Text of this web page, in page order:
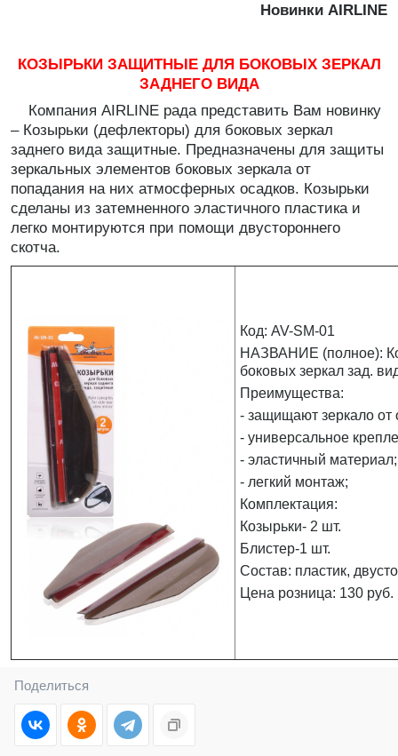
Новинки AIRLINE
КОЗЫРЬКИ ЗАЩИТНЫЕ ДЛЯ БОКОВЫХ ЗЕРКАЛ
ЗАДНЕГО ВИДА
Компания AIRLINE рада представить Вам новинку
– Козырьки (дефлекторы) для боковых зеркал
заднего вида защитные. Предназначены для защиты
зеркальных элементов боковых зеркала от
попадания на них атмосферных осадков. Козырьки
сделаны из затемненного эластичного пластика и
легко монтируются при помощи двустороннего
скотча.
Код: AV-SM-01
НАЗВАНИЕ (полное):
боковых зеркал зад.
Преимущества:
- защищают зеркало от
- универсальное
- эластичный материал;
- легкий монтаж;
Комплектация:
Козырьки- 2 шт.
Блистер-1 шт.
Состав: пластик,
Цена розница: 130 руб.
Поделиться